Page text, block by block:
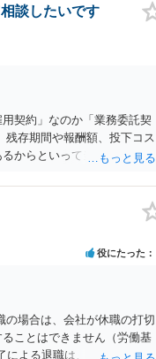
せん。 ある程度労働法に関
談したいです
契約」なのか「業務委託契
存期間や報酬額、投下コス
からといって当然に適法と
となる余地があり、そうで
。 ・契約前の修正交渉は一
弁護士に契約前に契約書の
が雇用か業務委託か、実態
算定根拠が合理的か、とい
すが、修正余地があるう
されることをお勧めしま
する建付けになっているこ
課す設計は、合理性や対価
役にたった
の場合は、会社が休職の打切
ことはできません（労働基
による退職は、業務労災への